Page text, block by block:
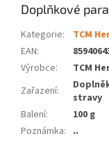
Doplňkové
Kategorie:
TCM
EAN:
Výrobce:
TCM
Zařazení:
stravy
Balení:
100 g
Poznámka: ..